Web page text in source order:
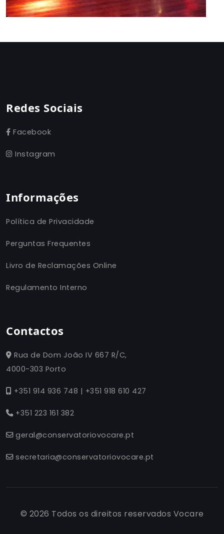
Redes Sociais
Facebook
Instagram
Informações
Política de Privacidade
Perguntas Frequentes
Livro de Reclamações Online
Regulamento Interno
Contactos
Rua de Dom João IV 667 R/C,
4000-303 Porto
+351 914 936 748 | +351 918 610 427
+351 223 161 382
geral@conservatoriovocare.pt
secretaria@conservatoriovocare.pt
© 2026 Todos os direitos reservados Vocare